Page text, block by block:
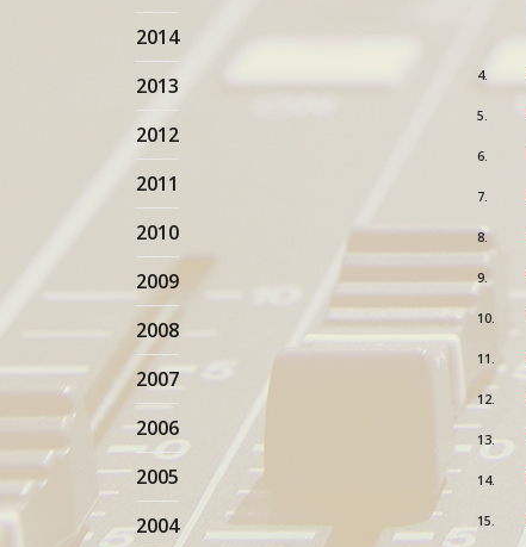
2014
2013
2012
2011
2010
2009
2008
2007
2006
2005
2004
4.
5.
6.
7.
8.
9.
10.
11.
12.
13.
14.
15.